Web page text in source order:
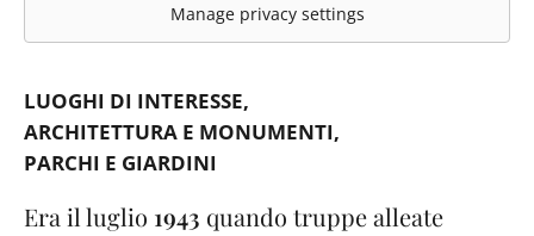
Manage privacy settings
LUOGHI DI INTERESSE
ARCHITETTURA E MONUMENTI
PARCHI E GIARDINI
Era il luglio 1943 quando truppe alleate